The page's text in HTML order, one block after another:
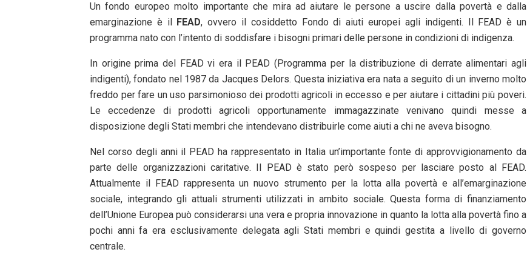
Un fondo europeo molto importante che mira ad aiutare le persone a uscire dalla povertà e dalla
emarginazione è il
FEAD, ovvero il cosiddetto Fondo di aiuti europei agli indigenti. Il FEAD è un
programma nato con l’intento di soddisfare i bisogni primari delle persone in condizioni di indigenza.
In origine prima del FEAD vi era il PEAD (Programma per la distribuzione di derrate alimentari agli
indigenti), fondato nel 1987 da Jacques Delors. Questa iniziativa era nata a seguito di un inverno molto
freddo per fare un uso parsimonioso dei prodotti agricoli in eccesso e per aiutare i cittadini più poveri.
Le eccedenze di prodotti agricoli opportunamente immagazzinate venivano quindi messe a
disposizione degli Stati membri che intendevano distribuirle come aiuti a chi ne aveva bisogno.
Nel corso degli anni il PEAD ha rappresentato in Italia un’importante fonte di approvvigionamento da
parte delle organizzazioni caritative. Il PEAD è stato però sospeso per lasciare posto al FEAD.
Attualmente il FEAD rappresenta un nuovo strumento per la lotta alla povertà e all’emarginazione
sociale, integrando gli attuali strumenti utilizzati in ambito sociale. Questa forma di finanziamento
dell’Unione Europea può considerarsi una vera e propria innovazione in quanto la lotta alla povertà fino a
pochi anni fa era esclusivamente delegata agli Stati membri e quindi gestita a livello di governo
centrale.